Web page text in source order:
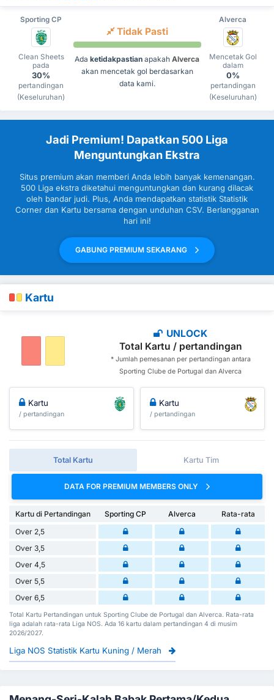
Sporting CP Alverca
Clean Sheets
pada
30%
pertandingan
(Keseluruhan)
Tidak Pasti
Ada ketidakpastian apakah Alverca
akan mencetak gol berdasarkan
data kami.
Mencetak Gol
dalam
0%
pertandingan
(Keseluruhan)
Jadi Premium! Dapatkan 500 Liga
Menguntungkan Ekstra
Situs premium akan memberi Anda lebih banyak kemenangan.
500 Liga ekstra diketahui menguntungkan dan kurang dilacak
oleh bandar judi. Plus, Anda mendapatkan statistik Statistik
Corner dan Kartu bersama dengan unduhan CSV. Berlangganan
hari ini!
GABUNG PREMIUM SEKARANG
Kartu
UNLOCK
Total Kartu / pertandingan
* Jumlah pemesanan per pertandingan antara
Sporting Clube de Portugal dan Alverca
Kartu
/ pertandingan
Kartu
/ pertandingan
Total Kartu Kartu Tim
DATA FOR PREMIUM MEMBERS ONLY
Kartu di Pertandingan Sporting CP Alverca
Rata-rata
Over 2,5
Over 3,5
Over 4,5
Over 5,5
Over 6,5
Total Kartu Pertandingan untuk Sporting Clube de Portugal dan Alverca. Rata-rata
liga adalah rata-rata Liga NOS. Ada 16 kartu dalam pertandingan 4 di musim
2026/2027.
Liga NOS Statistik Kartu Kuning / Merah